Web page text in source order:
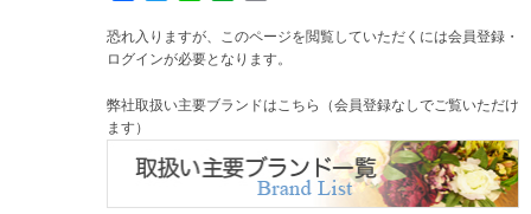
恐れ入りますが、このページを閲覧していただくには会員登録・
ログインが必要となります。
弊社取扱い主要ブランドはこちら（会員登録なしでご覧いただけ
ます）